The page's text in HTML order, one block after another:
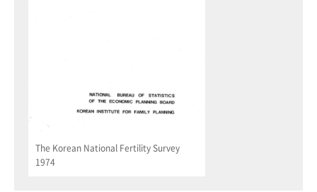
The Korean National Fertility Survey
1974